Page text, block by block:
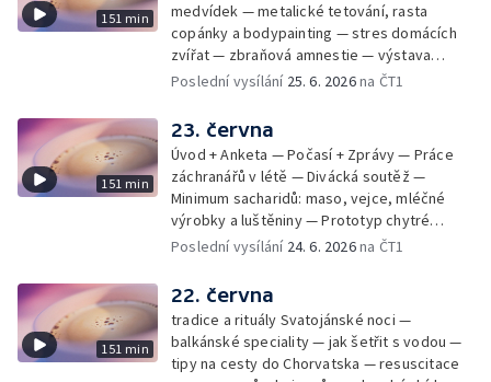
151 min
medvídek — metalické tetování, rasta
copánky a bodypainting — stres domácích
zvířat — zbraňová amnestie — výstava
mikrofotografií rostlin — fenomenální
Poslední vysílání 25. 6. 2026na ČT1
151 min
23. června
Úvod + Anketa — Počasí + Zprávy — Práce
záchranářů v létě — Divácká soutěž —
Minimum sacharidů: maso, vejce, mléčné
výrobky a luštěniny — Prototyp chytré
vložky do bot pro běžce — Anketa +
záchranářů v létě — Divácká soutěž —
Minimum sacharidů: maso, vejce, mléčné
výrobky a luštěniny — Jak se udržet v
kondici v létě bez posilovny — Prototyp
chytré vložky do bot pro běžce — Anketa +
Poslední vysílání 24. 6. 2026na ČT1
151 min
22. června
tradice a rituály Svatojánské noci —
balkánské speciality — jak šetřit s vodou —
tipy na cesty do Chorvatska — resuscitace